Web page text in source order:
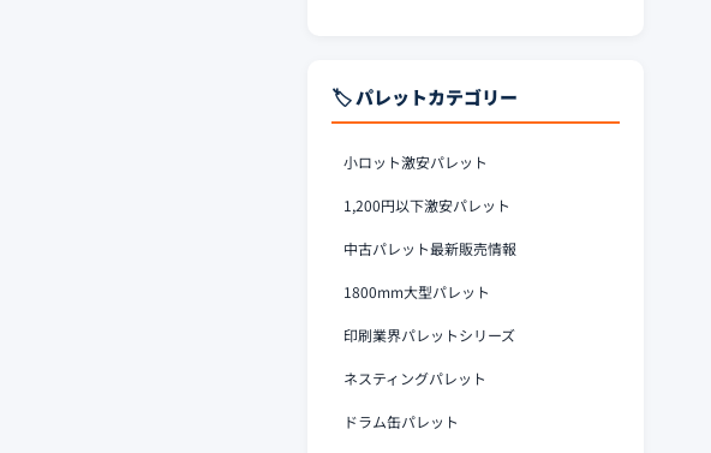
🏷️ パレットカテゴリー
小ロット激安パレット
1,200円以下激安パレット
中古パレット最新販売情報
1800mm大型パレット
印刷業界パレットシリーズ
ネスティングパレット
ドラム缶パレット